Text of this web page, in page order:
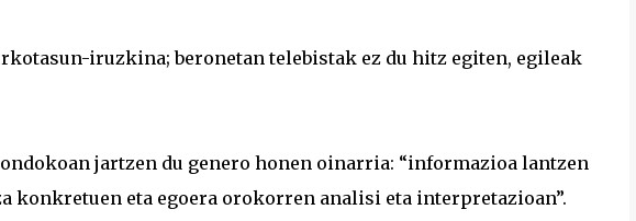
iruzkina; beronetan telebistak ez du hitz egiten, egileak
ondokoan jartzen du genero honen oinarria: “informazioa lantzen
konkretuen eta egoera orokorren analisi eta interpretazioan”.